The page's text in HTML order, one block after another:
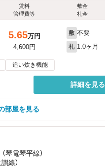
賃料
管理費等
敷金
礼金
5.65万円
4,600円
敷 不要
礼 1.0ヶ月
追い炊き機能
詳細を見る
部屋を見る
琴電琴平線）
線）